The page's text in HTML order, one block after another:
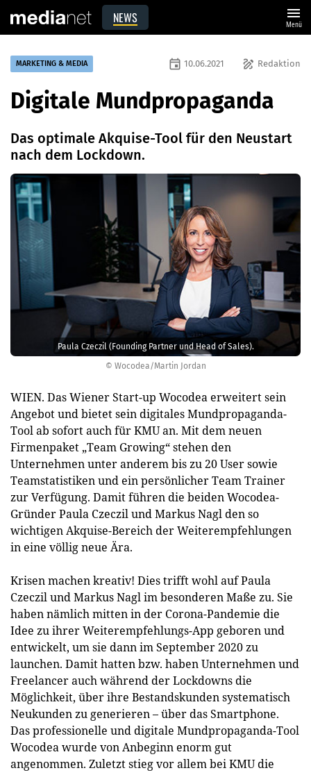
NEWS menu
Menü
© Wocodea/Martin Jordan
Paula Czeczil (Founding Partner und Head of Sales).
MARKETING & MEDIA draw Redaktion
event 10.06.2021
Digitale Mundpropaganda
Das optimale Akquise-Tool für den Neustart
nach dem Lockdown.
WIEN. Das Wiener Start-up Wocodea erweitert sein
Angebot und bietet sein digitales Mundpropaganda-
Tool ab sofort auch für KMU an. Mit dem neuen
Firmenpaket „Team Growing“ stehen den
Unternehmen unter anderem bis zu 20 User sowie
Teamstatistiken und ein persönlicher Team Trainer
zur Verfügung. Damit führen die beiden Wocodea-
Gründer Paula Czeczil und Markus Nagl den so
wichtigen Akquise-Bereich der Weiterempfehlungen
in eine völlig neue Ära.
Krisen machen kreativ! Dies trifft wohl auf Paula
Czeczil und Markus Nagl im besonderen Maße zu. Sie
haben nämlich mitten in der Corona-Pandemie die
Idee zu ihrer Weiterempfehlungs-App geboren und
entwickelt, um sie dann im September 2020 zu
launchen. Damit hatten bzw. haben Unternehmen und
Freelancer auch während der Lockdowns die
Möglichkeit, über ihre Bestandskunden systematisch
Neukunden zu generieren – über das Smartphone.
Das professionelle und digitale Mundpropaganda-Tool
Wocodea wurde von Anbeginn enorm gut
angenommen. Zuletzt stieg vor allem bei KMU die